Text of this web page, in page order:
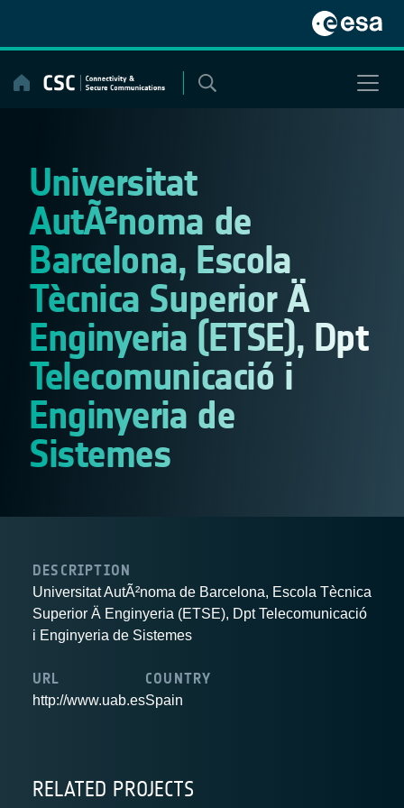
content
Universitat
AutÃ²noma de
Barcelona, Escola
Tècnica Superior Ä
Enginyeria (ETSE), Dpt
Telecomunicació i
Enginyeria de
Sistemes
DESCRIPTION
Universitat AutÃ²noma de Barcelona, Escola Tècnica
Superior Ä Enginyeria (ETSE), Dpt Telecomunicació
i Enginyeria de Sistemes
URL
http://www.uab.es
COUNTRY
Spain
RELATED PROJECTS